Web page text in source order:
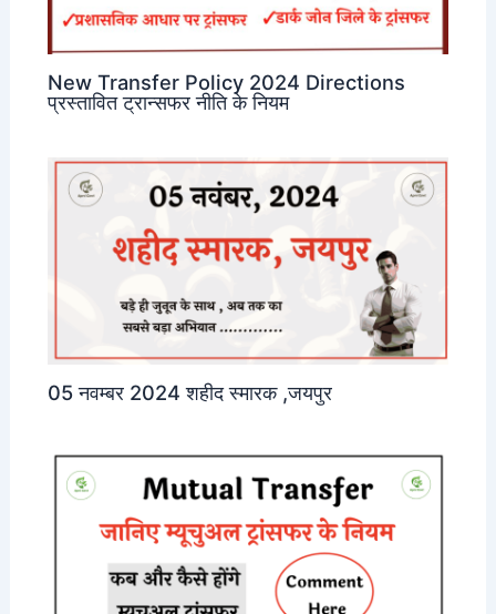
New Transfer Policy 2024 Directions
प्रस्तावित ट्रान्सफर नीति के नियम
05 नवम्बर 2024 शहीद स्मारक ,जयपुर